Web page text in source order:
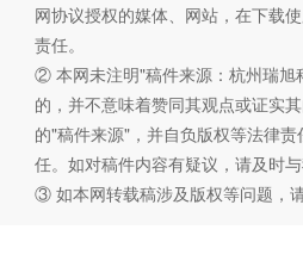
网协议授权的媒体、网站，在下载
责任。
② 本网未注明"稿件来源：杭州瑞旭
的，并不意味着赞同其观点或证实
的"稿件来源"，并自负版权等法律
任。如对稿件内容有疑议，请及时与
③ 如本网转载稿涉及版权等问题，